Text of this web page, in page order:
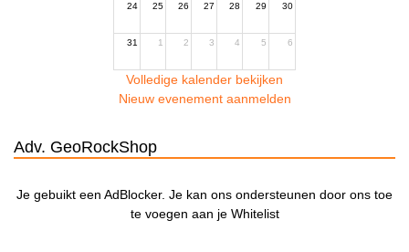
24 25 26 27 28 29 30
31 1 2 3 4 5 6
Volledige kalender bekijken
Nieuw evenement aanmelden
Adv. GeoRockShop
Je gebuikt een AdBlocker. Je kan ons ondersteunen door ons toe
te voegen aan je Whitelist